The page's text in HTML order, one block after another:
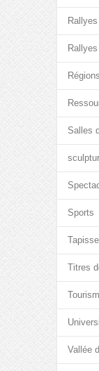
Régions
Salles
Sports
Titres
Vallée